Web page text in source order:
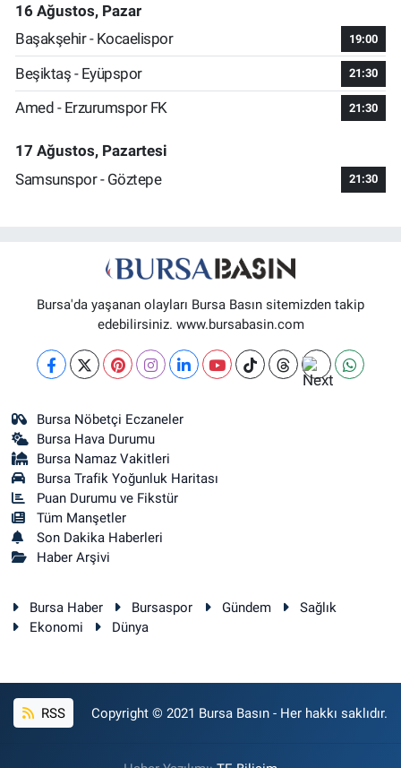
16 Ağustos, Pazar
Başakşehir - Kocaelispor
19:00
Beşiktaş - Eyüpspor 21:30
Amed - Erzurumspor FK 21:30
17 Ağustos, Pazartesi
Samsunspor - Göztepe
21:30
Bursa'da yaşanan olayları Bursa Basın sitemizden takip
edebilirsiniz. www.bursabasin.com
Bursa Nöbetçi Eczaneler
Bursa Hava Durumu
Bursa Namaz Vakitleri
Bursa Trafik Yoğunluk Haritası
Puan Durumu ve Fikstür
Tüm Manşetler
Son Dakika Haberleri
Haber Arşivi
Bursa Haber Bursaspor Gündem
Sağlık
Ekonomi
Dünya
RSS Copyright © 2021 Bursa Basın - Her hakkı saklıdır.